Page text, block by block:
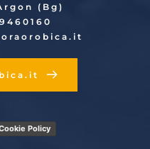
(Bg)
Policy